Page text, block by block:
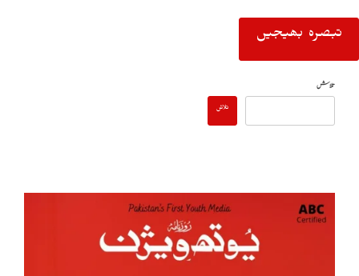
تلاش
تلاش